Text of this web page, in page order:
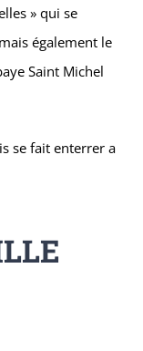
» qui se
également le
Saint Michel
se fait enterrer a